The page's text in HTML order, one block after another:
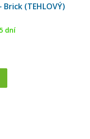
(TEHLOVÝ)
dní